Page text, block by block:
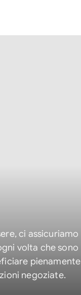
ci assicuriamo
volta che sono
pienamente
negoziate.